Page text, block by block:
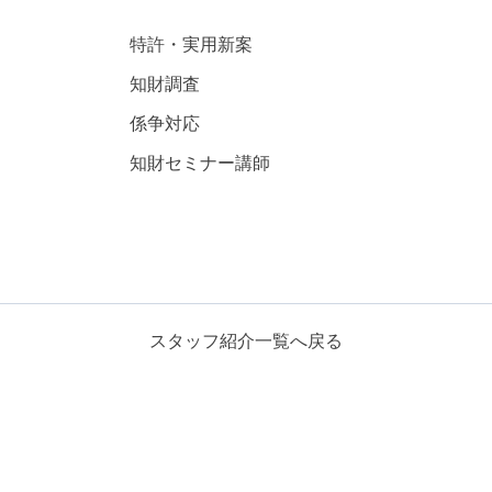
特許・実用新案
知財調査
係争対応
知財セミナー講師
スタッフ紹介一覧へ戻る